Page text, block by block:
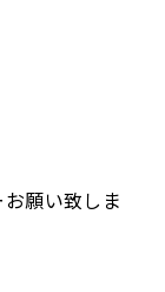
願い致しま